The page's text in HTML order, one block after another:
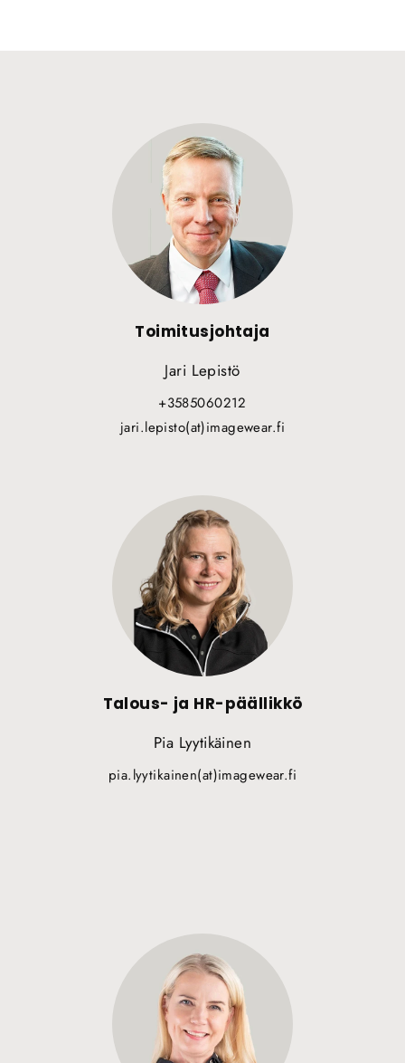
Toimitusjohtaja
Jari Lepistö
+3585060212
jari.lepisto(at)imagewear.fi
Talous- ja HR-päällikkö
Pia Lyytikäinen
pia.lyytikainen(at)imagewear.fi